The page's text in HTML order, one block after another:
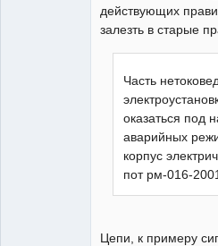
действующих
залезть в старые
Часть
оказаться под
аварийных
корпус
пот рм-016-2001
Цепи, к примеру